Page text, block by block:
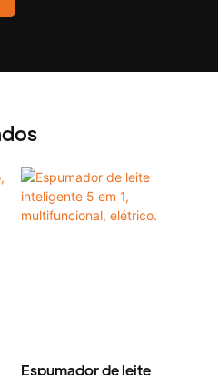
Espumador de leite